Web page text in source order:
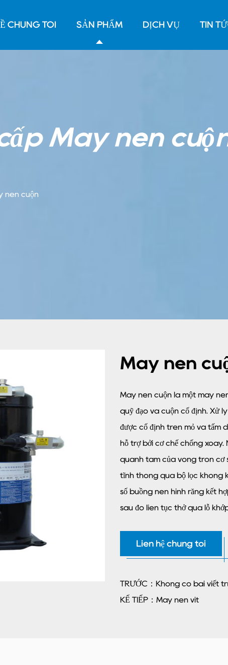
CHÚNG TÔI SẢN PHẨM DỊCH VỤ TIN
Máy nén
nén cuộn
Máy nén
Máy nén cuộn là một máy
quỹ đạo và cuộn cố định. Xử
được cố định trên mỏ và tấm
hỗ trợ bởi cơ chế chống
quanh tâm của vòng tròn cơ
tĩnh thông qua bộ lọc không
số buồng nén hình răng kết
sau đó liên tục thở qua lỗ
Liên hệ chúng tôi
TRƯỚC：Không có bài viết
KẾ TIẾP：Máy nén vít